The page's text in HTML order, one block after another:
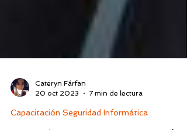
Cateryn Fárfan